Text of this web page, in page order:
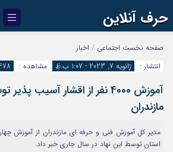
حرف آنلاین
اینستاگرام
آپارات
رمز عبور
مرا به خاطر بسپار
صفحه نخست اجتماعی / اخبار
انتشار :
ژانویه 7, 2023 - 1:07 ب.ظ مشاهده :
آموزش 4000 نفر از اقشار آسیب
مازندران
مدیر کل آموزش فنی و حرفه ای مازندران از آموزش
استان توسط این نهاد در سال جاری خبر داد.